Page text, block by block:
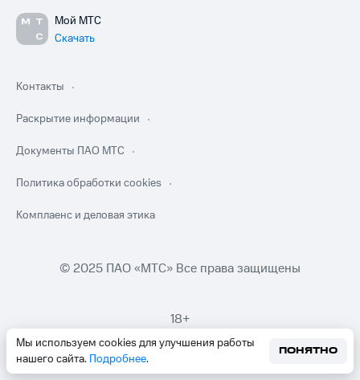
Мы используем cookies для улучшения работы
нашего сайта. Подробнее.
ПОНЯТНО
Мой МТС
Скачать
Контакты
Раскрытие информации
Документы ПАО МТС
Политика обработки cookies
Комплаенс и деловая этика
© 2025 ПАО «МТС» Все права защищены
18+